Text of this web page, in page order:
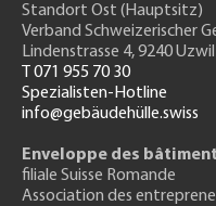
Standort Ost (Hauptsitz)
Verband Schweizerischer
Lindenstrasse 4, 9240 Uzwil
T 071 955 70 30
Spezialisten-Hotline
info@gebäudehülle.swiss
Enveloppe des
filiale Suisse Romande
Association des